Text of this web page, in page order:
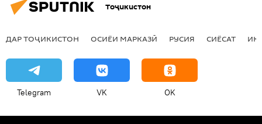
Тоҷикистон
ДАР ТОҶИКИСТОН ОСИЁИ МАРКАЗӢ РУСИЯ СИЁСАТ
Telegram VK OK